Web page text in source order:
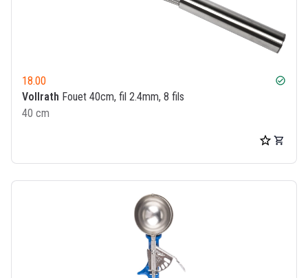
18.00 check_circle
Vollrath Fouet 40cm, fil 2.4mm, 8 fils
40 cm